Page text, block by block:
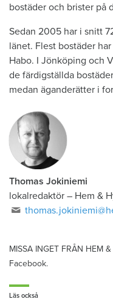
bostäder och brister på
Sedan 2005 har i snitt
länet. Flest bostäder
Habo. I Jönköping och
de färdigställda
medan äganderätter i
Thomas Jokiniemi
lokalredaktör – Hem &
MISSA INGET FRÅN HEM
Facebook.
Läs också